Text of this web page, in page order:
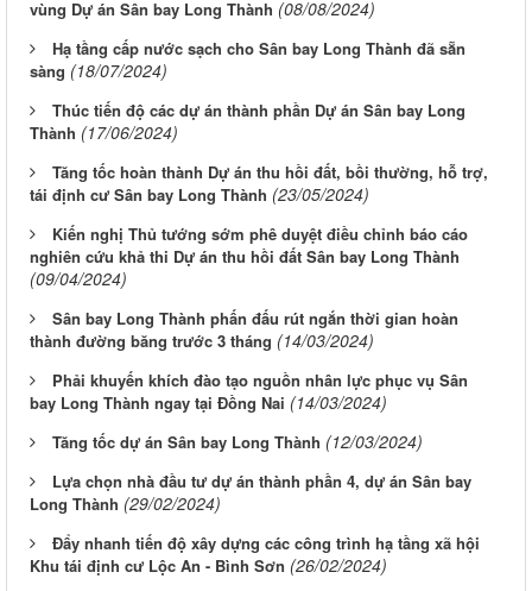
vùng Dự án Sân bay Long Thành (08/08/2024)
Hạ tầng cấp nước sạch cho Sân bay Long Thành đã sẵn
sàng (18/07/2024)
Thúc tiến độ các dự án thành phần Dự án Sân bay Long
Thành (17/06/2024)
Tăng tốc hoàn thành Dự án thu hồi đất, bồi thường, hỗ trợ,
tái định cư Sân bay Long Thành (23/05/2024)
Kiến nghị Thủ tướng sớm phê duyệt điều chỉnh báo cáo
nghiên cứu khả thi Dự án thu hồi đất Sân bay Long Thành
(09/04/2024)
Sân bay Long Thành phấn đấu rút ngắn thời gian hoàn
thành đường băng trước 3 tháng (14/03/2024)
Phải khuyến khích đào tạo nguồn nhân lực phục vụ Sân
bay Long Thành ngay tại Đồng Nai (14/03/2024)
Tăng tốc dự án Sân bay Long Thành (12/03/2024)
Lựa chọn nhà đầu tư dự án thành phần 4, dự án Sân bay
Long Thành (29/02/2024)
Đẩy nhanh tiến độ xây dựng các công trình hạ tầng xã hội
Khu tái định cư Lộc An - Bình Sơn (26/02/2024)